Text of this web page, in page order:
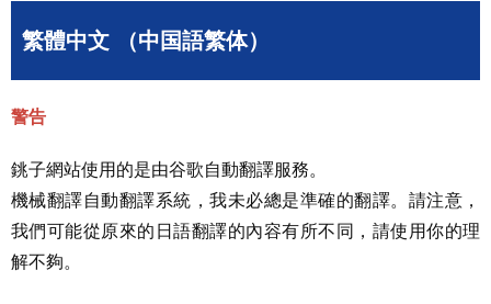
繁體中文 （中国語繁体）
警告
銚子網站使用的是由谷歌自動翻譯服務。
機械翻譯自動翻譯系統，我未必總是準確的翻譯。請注意，
我們可能從原來的日語翻譯的內容有所不同，請使用你的理
解不夠。